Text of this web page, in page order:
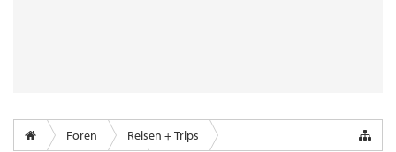
Foren
Reisen + Trips